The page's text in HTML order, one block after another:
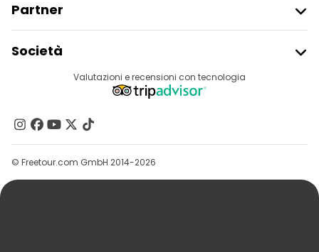
Partner
Accesso Del Fornitore
Programma Di Affiliazione
Società
Destinazioni
Contattaci
Gruppi
Aiuto
Valutazioni e recensioni con tecnologia
© Freetour.com GmbH 2014-2026